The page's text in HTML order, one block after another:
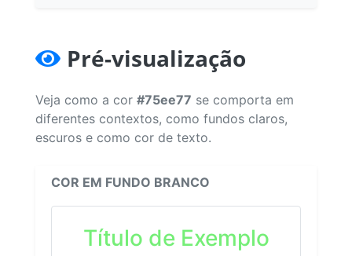
Pré-visualização
Veja como a cor #75ee77 se comporta em
diferentes contextos, como fundos claros,
escuros e como cor de texto.
COR EM FUNDO BRANCO
Título de Exemplo